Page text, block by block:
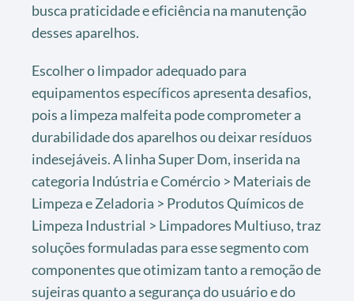
busca praticidade e eficiência na manutenção
desses aparelhos.
Escolher o limpador adequado para
equipamentos específicos apresenta desafios,
pois a limpeza malfeita pode comprometer a
durabilidade dos aparelhos ou deixar resíduos
indesejáveis. A linha Super Dom, inserida na
categoria Indústria e Comércio > Materiais de
Limpeza e Zeladoria > Produtos Químicos de
Limpeza Industrial > Limpadores Multiuso, traz
soluções formuladas para esse segmento com
componentes que otimizam tanto a remoção de
sujeiras quanto a segurança do usuário e do